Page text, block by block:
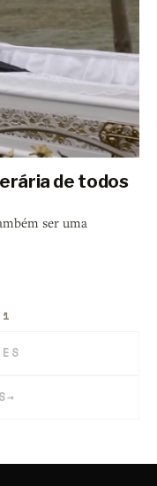
de todos
ser uma
→